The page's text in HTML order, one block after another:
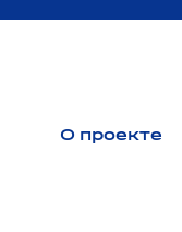
О проекте